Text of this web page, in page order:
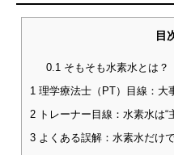
目
0.1そもそも水素水とは？
1 理学療法士（PT）目線：大
2 トレーナー目線：水素水は“
3 よくある誤解：水素水だけ